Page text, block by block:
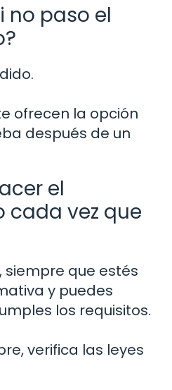
no paso el
ofrecen la opción
después de un
el
cada vez que
que estés
y puedes
los requisitos.
verifica las leyes